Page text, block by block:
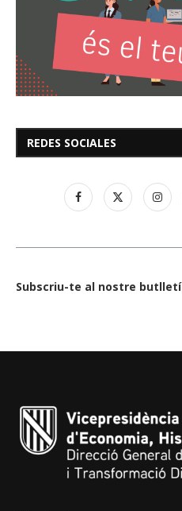
REDES SOCIALES
Subscriu-te al nostre butlletí